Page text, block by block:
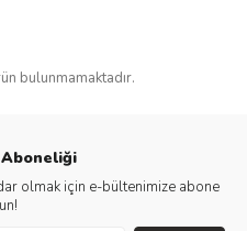
bulunmamaktadır.
olmak için e-bültenimize abone